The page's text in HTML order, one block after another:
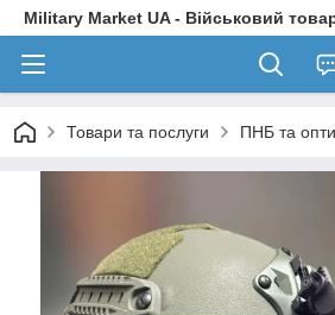
Military Market UA - Військовий
Товари та послуги ПНБ та